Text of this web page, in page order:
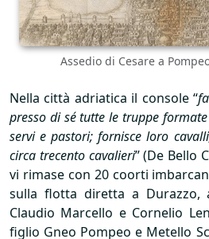
Assedio di Cesare a
Nella città adriatica il console “
presso di sé tutte le truppe
servi e pastori; fornisce loro
circa trecento cavalieri” (De Bello
vi rimase con 20 coorti
sulla flotta diretta a Durazzo,
Claudio Marcello e Cornelio
figlio Gneo Pompeo e Metello